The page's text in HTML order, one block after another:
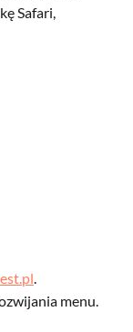
Safari,
.
menu.